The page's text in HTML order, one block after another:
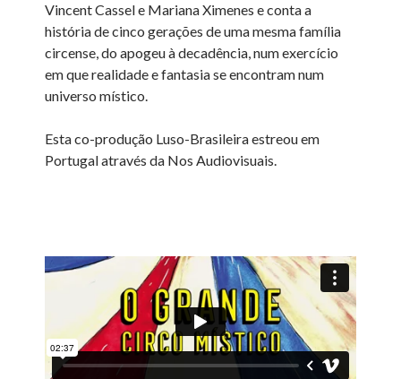
Vincent Cassel e Mariana Ximenes e conta a
história de cinco gerações de uma mesma família
circense, do apogeu à decadência, num exercício
em que realidade e fantasia se encontram num
universo místico.
Esta co-produção Luso-Brasileira estreou em
Portugal através da Nos Audiovisuais.